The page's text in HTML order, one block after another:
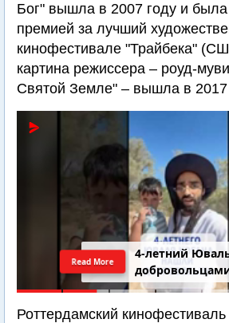
Бог" вышла в 2007 году и
премией за лучший
кинофестивале "Трайбека"
картина режиссера – роуд-
Святой Земле" – вышла в 2017
4-летний
Read More
Роттердамский